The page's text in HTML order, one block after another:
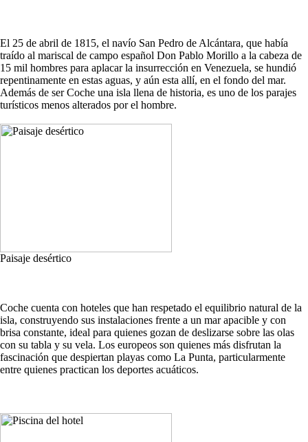
El 25 de abril de 1815, el navío San Pedro de Alcántara, que había
traído al mariscal de campo español Don Pablo Morillo a la cabeza de
15 mil hombres para aplacar la insurrección en Venezuela, se hundió
repentinamente en estas aguas, y aún esta allí, en el fondo del mar.
Además de ser Coche una isla llena de historia, es uno de los parajes
turísticos menos alterados por el hombre.
Paisaje desértico
Coche cuenta con hoteles que han respetado el equilibrio natural de la
isla, construyendo sus instalaciones frente a un mar apacible y con
brisa constante, ideal para quienes gozan de deslizarse sobre las olas
con su tabla y su vela. Los europeos son quienes más disfrutan la
fascinación que despiertan playas como La Punta, particularmente
entre quienes practican los deportes acuáticos.